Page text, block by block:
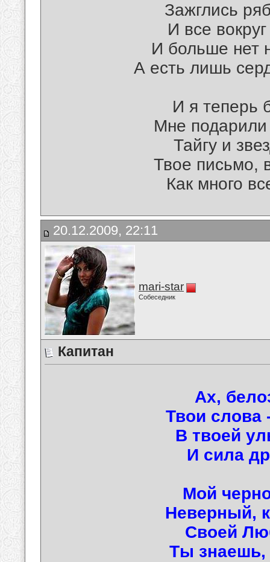
Зажглись
И все
И больше нет
А есть лишь
И я теперь
Мне подарили
Тайгу и
Твое письмо,
Как много
20.12.2009, 22:11
mari-star
Собеседник
Капитан
Ах,
Твои слова
В твоей
И сила
Мой
Неверный,
Своей
Ты знаешь,